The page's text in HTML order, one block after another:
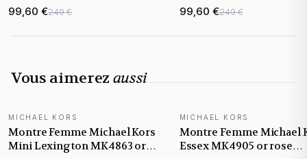
Bicolore Acier
99,60 €249 €
avec Lunette Cannelée
99,60 €249 €
Vous aimerez aussi
NOUVEAUTÉ
MICHAEL KORS
Montre Femme Michael Kors
Mini Lexington MK4863 or
NOUVEAUTÉ
MICHAEL KORS
Montre Femme Michael
Essex MK4905 or rose